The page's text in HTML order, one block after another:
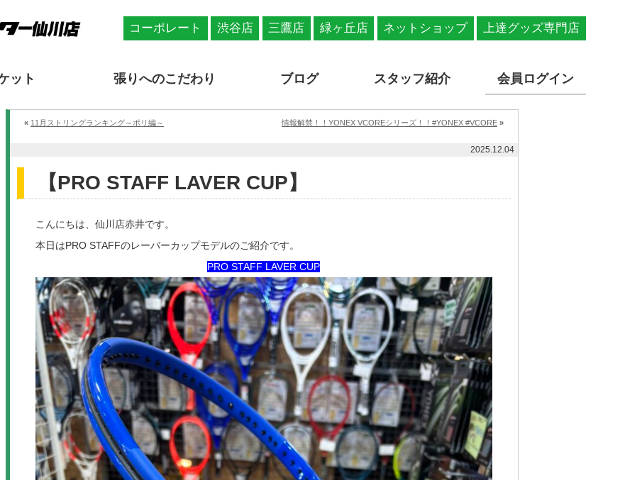
コーポレート 渋谷店 三鷹店 緑ヶ丘店 ネットショップ 上達グッズ専門店
ット 張りへのこだわり ブログ スタッフ紹介 会員ログイン
« 11月ストリングランキング～ポリ編～ 情報解禁！！YONEX VCOREシリーズ！！#YONEX #VCORE »
2025.12.04
【PRO STAFF LAVER CUP】
こんにちは、仙川店赤井です。
本日はPRO STAFFのレーバーカップモデルのご紹介です。
PRO STAFF LAVER CUP